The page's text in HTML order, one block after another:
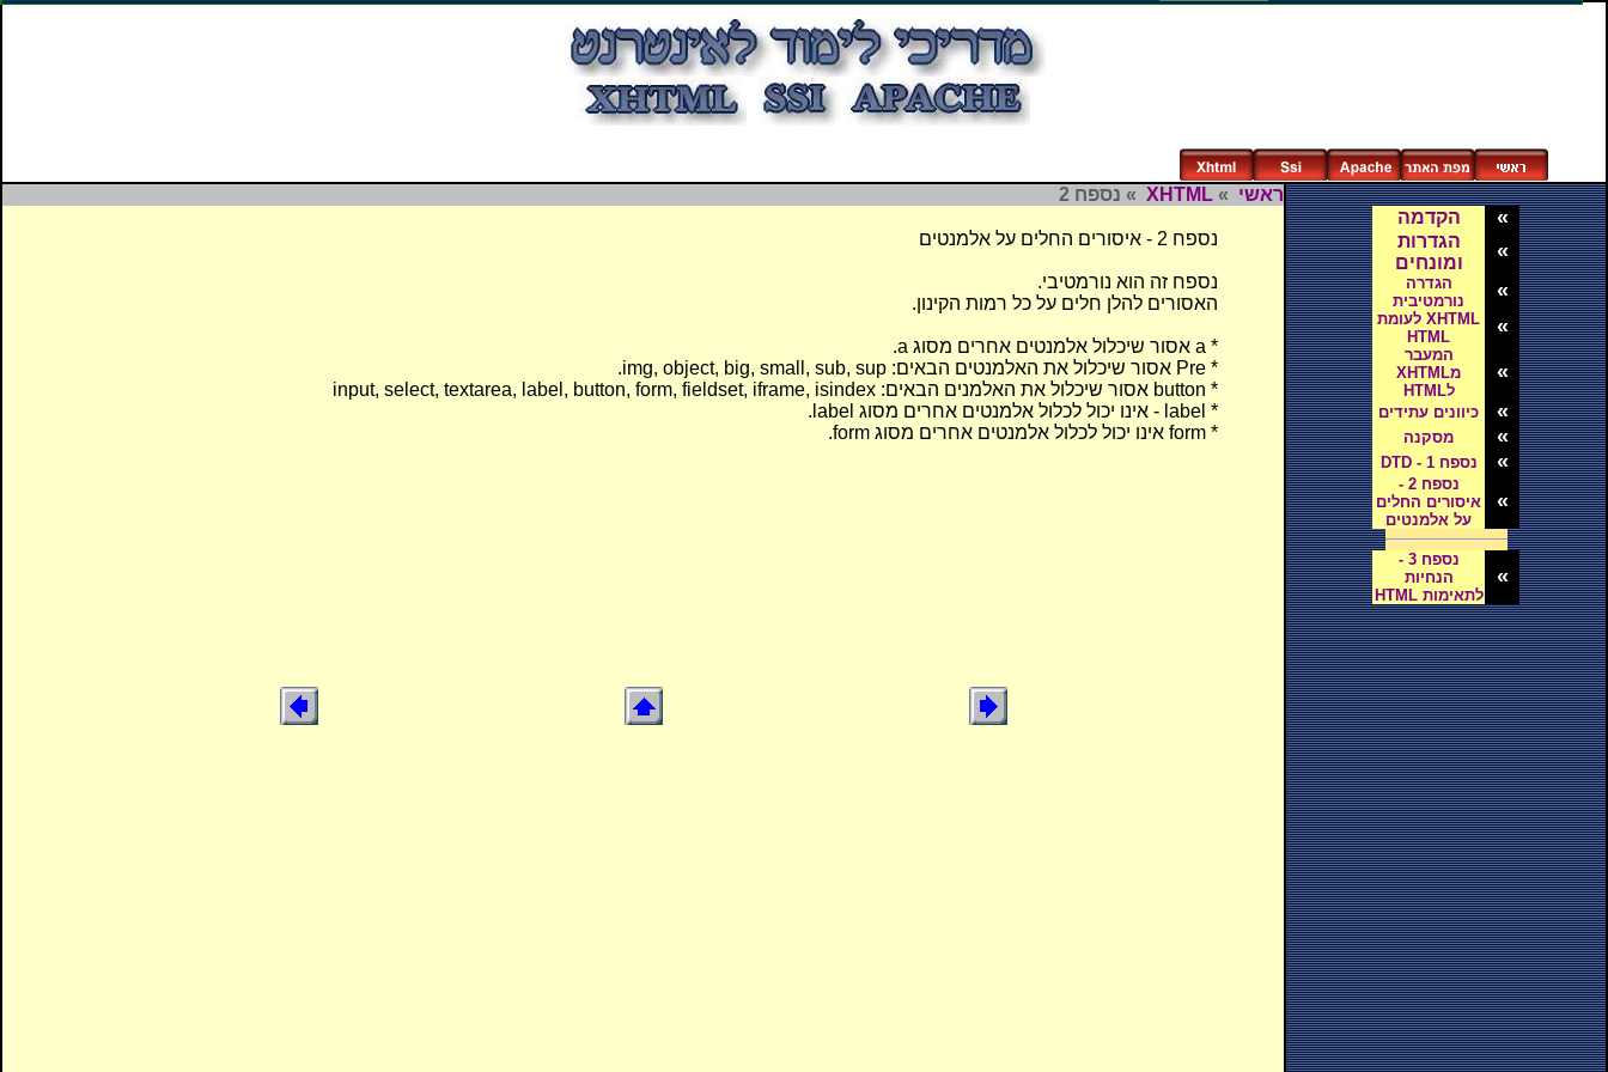
הקדמה «
הגדרות
ומונחים
«
הגדרה
נורמטיבית
«
XHTML לעומת
HTML
«
המעבר
מXHTML
לHTML
«
כיוונים עתידים «
מסקנה «
נספח 1 - DTD «
נספח 2 -
איסורים החלים
על אלמנטים
«
נספח 3 -
הנחיות
לתאימות HTML
«
ראשי »
XHTML » נספח 2
נספח 2 - איסורים החלים על אלמנטים
נספח זה הוא נורמטיבי.
האסורים להלן חלים על כל רמות הקינון.
* a אסור שיכלול אלמנטים אחרים מסוג a.
* Pre אסור שיכלול את האלמנטים הבאים: img, object, big, small, sub, sup.
* button אסור שיכלול את האלמנים הבאים: input, select, textarea, label, button, form, fieldset, iframe, isindex
* label - אינו יכול לכלול אלמנטים אחרים מסוג label.
* form אינו יכול לכלול אלמנטים אחרים מסוג form.